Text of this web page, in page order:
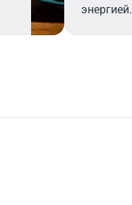
энергией.